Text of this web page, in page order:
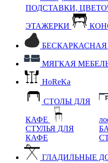
ПОДСТАВКИ,
ЭТАЖЕРКИ
БЕСКАРКАСНАЯ
МЯГКАЯ
HoReKa
СТОЛЫ ДЛЯ
КАФЕ
СТУЛЬЯ ДЛЯ
КАФЕ
ГЛАДИЛЬНЫЕ